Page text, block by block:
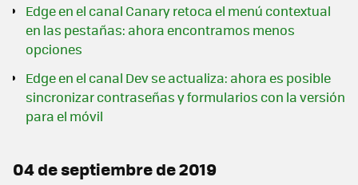
Edge en el canal Canary retoca el menú contextual
en las pestañas: ahora encontramos menos
opciones
Edge en el canal Dev se actualiza: ahora es posible
sincronizar contraseñas y formularios con la versión
para el móvil
04 de septiembre de 2019